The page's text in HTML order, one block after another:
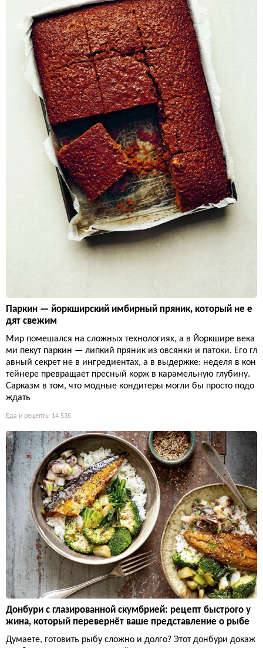
Паркин — йоркширский имбирный пряник, который не е
дят свежим
Мир помешался на сложных технологиях, а в Йоркшире века
ми пекут паркин — липкий пряник из овсянки и патоки. Его гл
авный секрет не в ингредиентах, а в выдержке: неделя в кон
тейнере превращает пресный корж в карамельную глубину.
Сарказм в том, что модные кондитеры могли бы просто подо
ждать
Еда и рецепты 14 535
Донбури с глазированной скумбрией: рецепт быстрого у
жина, который перевернёт ваше представление о рыбе
Думаете, готовить рыбу сложно и долго? Этот донбури докаж